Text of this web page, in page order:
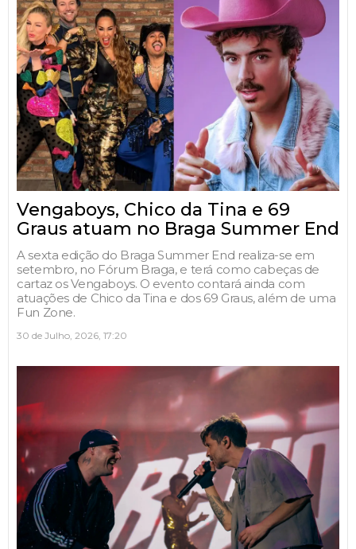
Vengaboys, Chico da Tina e 69
Graus atuam no Braga Summer End
A sexta edição do Braga Summer End realiza-se em
setembro, no Fórum Braga, e terá como cabeças de
cartaz os Vengaboys. O evento contará ainda com
atuações de Chico da Tina e dos 69 Graus, além de uma
Fun Zone.
30 de Julho, 2026, 17:20